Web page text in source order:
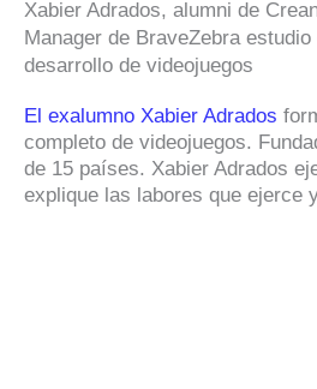
Xabier Adrados, alumni de
Manager de BraveZebra
desarrollo de videojuegos
El exalumno Xabier Adrados
completo de videojuegos.
de 15 países. Xabier Adrados
explique las labores que ejerce